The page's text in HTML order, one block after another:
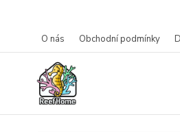
O nás Obchodní podmínky